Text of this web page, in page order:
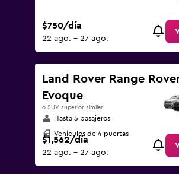
$750/día
22 ago. - 27 ago.
Land Rover Range
Evoque
o SUV superior similar
Hasta 5 pasajeros
Vehículos de 4 puertas
$1,562/día
22 ago. - 27 ago.